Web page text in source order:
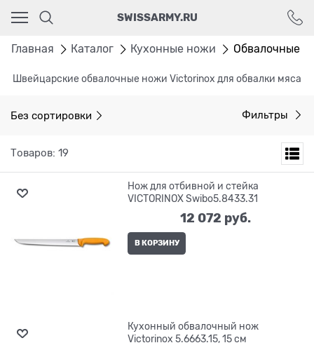
SWISSARMY.RU
Главная Каталог Кухонные ножи Обвалочные
Швейцарские обвалочные ножи Victorinox для обвалки мяса
Без сортировки Фильтры
Товаров: 19
Нож для отбивной и стейка
VICTORINOX Swibo5.8433.31
12 072 руб.
В КОРЗИНУ
Кухонный обвалочный нож
Victorinox 5.6663.15, 15 см
Ваш город - Москва,
угадали?
ДА НЕТ